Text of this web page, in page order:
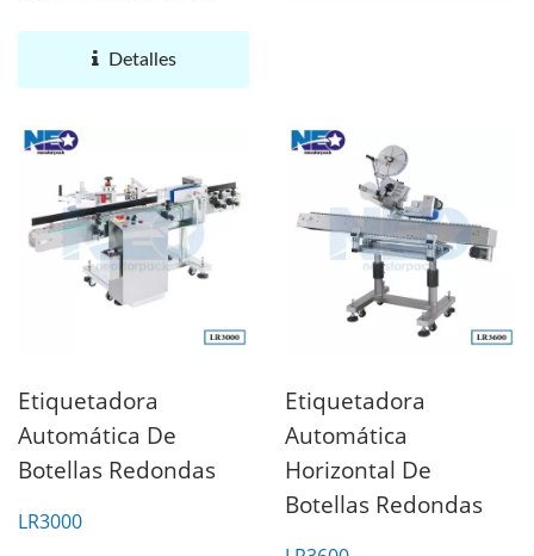
etiquetado...Detalles
Etiquetadora
Automática De
Botellas Redondas
LR3000
Etiquetadora
Automática
Horizontal De
Botellas Redondas